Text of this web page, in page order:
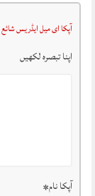
آپکا ای میل ایڈریس
اپنا تبصرہ لکھیں
آپکا نام*